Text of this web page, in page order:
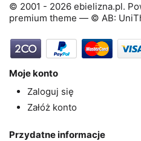
© 2001 - 2026 ebielizna.pl.
premium theme — © AB:
Moje konto
Zaloguj się
Załóż konto
Przydatne informacje